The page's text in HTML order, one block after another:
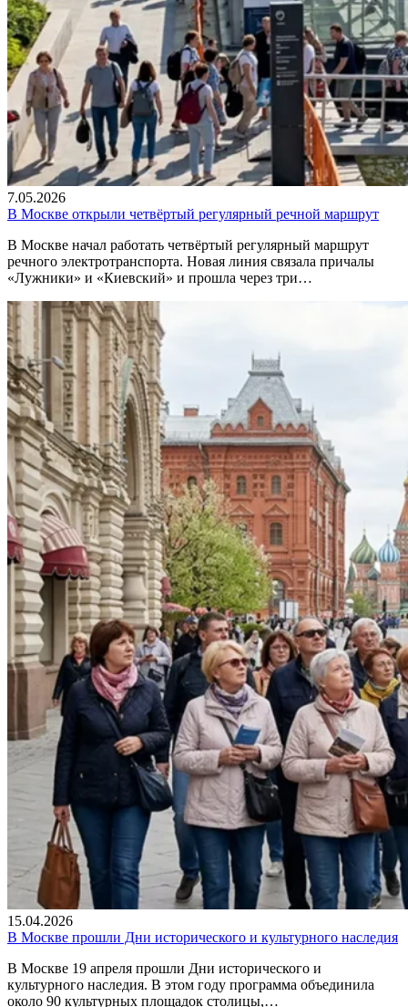
7.05.2026
В Москве открыли четвёртый регулярный речной маршрут
В Москве начал работать четвёртый регулярный маршрут
речного электротранспорта. Новая линия связала причалы
«Лужники» и «Киевский» и прошла через три…
15.04.2026
В Москве прошли Дни исторического и культурного наследия
В Москве 19 апреля прошли Дни исторического и
культурного наследия. В этом году программа объединила
около 90 культурных площадок столицы,…